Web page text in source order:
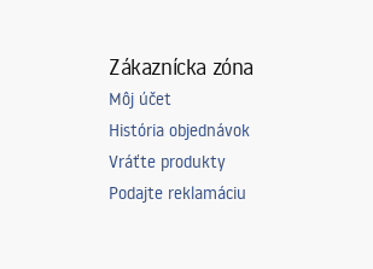
Zákaznícka zóna
Môj účet
História objednávok
Vráťte produkty
Podajte reklamáciu